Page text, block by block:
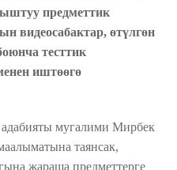
предметтик
видеосабактар, өтүлгөн
тесттик
иштөөгө
мугалими Мирбек
таянсак,
жараша предметтерге